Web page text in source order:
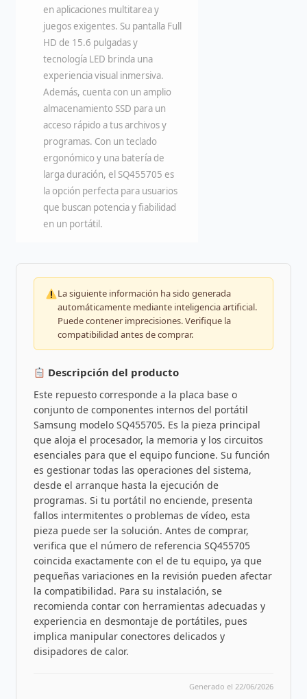
en aplicaciones multitarea y
juegos exigentes. Su pantalla Full
HD de 15.6 pulgadas y
tecnología LED brinda una
experiencia visual inmersiva.
Además, cuenta con un amplio
almacenamiento SSD para un
acceso rápido a tus archivos y
programas. Con un teclado
ergonómico y una batería de
larga duración, el SQ455705 es
la opción perfecta para usuarios
que buscan potencia y fiabilidad
en un portátil.
La siguiente información ha sido generada
automáticamente mediante inteligencia artificial.
Puede contener imprecisiones. Verifique la
compatibilidad antes de comprar.
Descripción del producto
Este repuesto corresponde a la placa base o
conjunto de componentes internos del portátil
Samsung modelo SQ455705. Es la pieza principal
que aloja el procesador, la memoria y los circuitos
esenciales para que el equipo funcione. Su función
es gestionar todas las operaciones del sistema,
desde el arranque hasta la ejecución de
programas. Si tu portátil no enciende, presenta
fallos intermitentes o problemas de vídeo, esta
pieza puede ser la solución. Antes de comprar,
verifica que el número de referencia SQ455705
coincida exactamente con el de tu equipo, ya que
pequeñas variaciones en la revisión pueden afectar
la compatibilidad. Para su instalación, se
recomienda contar con herramientas adecuadas y
experiencia en desmontaje de portátiles, pues
implica manipular conectores delicados y
disipadores de calor.
Generado el 22/06/2026